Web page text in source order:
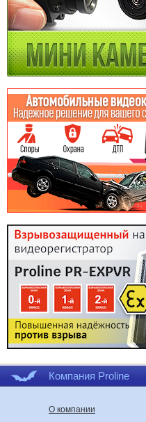
Компания Proline
О компании